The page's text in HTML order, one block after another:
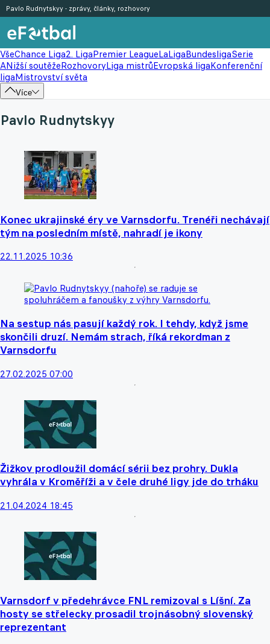
VšeChance Liga2. LigaPremier LeagueLaLigaBundesligaSerie
ANižší soutěžeRozhovoryLiga mistrůEvropská ligaKonferenční
ligaMistrovství světa
Více
Pavlo Rudnytskyy - zprávy, články, rozhovory
Pavlo Rudnytskyy
Konec ukrajinské éry ve Varnsdorfu. Trenéři nechávají
tým na posledním místě, nahradí je ikony
22.11.2025 10:36
Na sestup nás pasují každý rok. I tehdy, když jsme
skončili druzí. Nemám strach, říká rekordman z
Varnsdorfu
27.02.2025 07:00
Žižkov prodloužil domácí sérii bez prohry. Dukla
vyhrála v Kroměříži a v čele druhé ligy jde do trháku
21.04.2024 18:45
Varnsdorf v předehrávce FNL remizoval s Líšní. Za
hosty se střelecky prosadil trojnásobný slovenský
reprezentant